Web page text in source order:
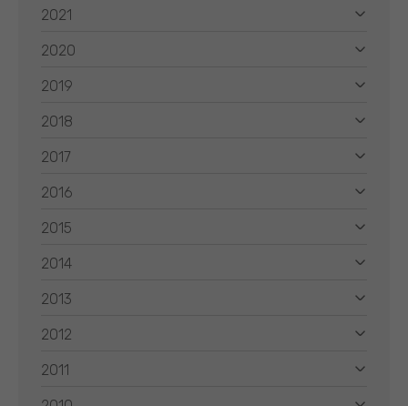
2021
2020
2019
2018
2017
2016
2015
2014
2013
2012
2011